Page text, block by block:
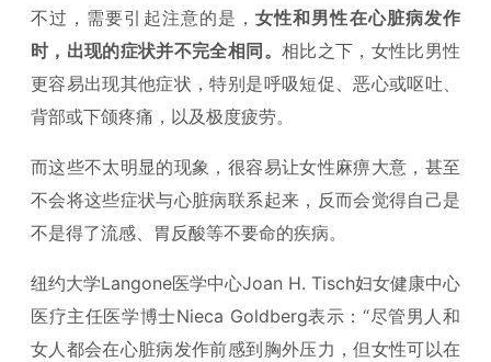
不过，需要引起注意的是，女性和男性在心脏病发作
时，出现的症状并不完全相同。 相比之下，女性比男性
更容易出现其他症状，特别是呼吸短促、恶心或呕吐、
背部或下颌疼痛，以及极度疲劳。
而这些不太明显的现象，很容易让女性麻痹大意，甚至
不会将这些症状与心脏病联系起来，反而会觉得自己是
不是得了流感、胃反酸等不要命的疾病。
纽约大学Langone医学中心Joan H. Tisch妇女健康中心
医疗主任医学博士Nieca Goldberg表示：“尽管男人和
女人都会在心脏病发作前感到胸外压力，但女性可以在